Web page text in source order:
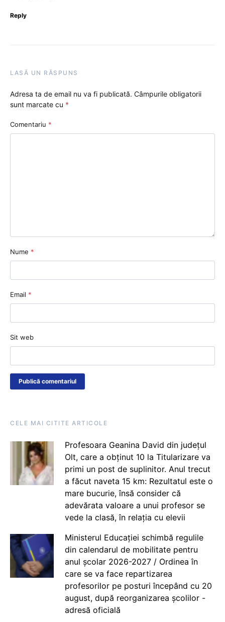
Reply
LASĂ UN RĂSPUNS
Adresa ta de email nu va fi publicată. Câmpurile obligatorii
sunt marcate cu *
Comentariu *
Nume *
Email *
Sit web
CELE MAI CITITE ARTICOLE
Profesoara Geanina David din județul
Olt, care a obținut 10 la Titularizare va
primi un post de suplinitor. Anul trecut
a făcut naveta 15 km: Rezultatul este o
mare bucurie, însă consider că
adevărata valoare a unui profesor se
vede la clasă, în relația cu elevii
Ministerul Educației schimbă regulile
din calendarul de mobilitate pentru
anul școlar 2026-2027 / Ordinea în
care se va face repartizarea
profesorilor pe posturi începând cu 20
august, după reorganizarea școlilor -
adresă oficială